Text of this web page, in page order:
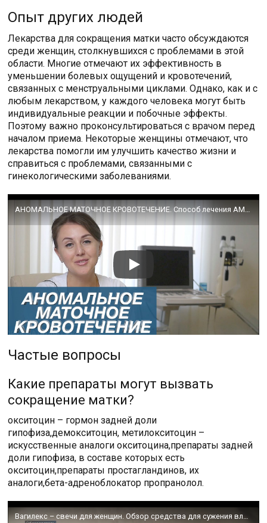
Опыт других людей
Лекарства для сокращения матки часто обсуждаются
среди женщин, столкнувшихся с проблемами в этой
области. Многие отмечают их эффективность в
уменьшении болевых ощущений и кровотечений,
связанных с менструальными циклами. Однако, как и с
любым лекарством, у каждого человека могут быть
индивидуальные реакции и побочные эффекты.
Поэтому важно проконсультироваться с врачом перед
началом приема. Некоторые женщины отмечают, что
лекарства помогли им улучшить качество жизни и
справиться с проблемами, связанными с
гинекологическими заболеваниями.
Частые вопросы
Какие препараты могут вызвать
сокращение матки?
окситоцин – гормон задней доли
гипофиза,демокситоцин, метилокситоцин –
искусственные аналоги окситоцина,препараты задней
доли гипофиза, в составе которых есть
окситоцин,препараты простагландинов, их
аналоги,бета-адреноблокатор пропранолол.
Вагилекс – свечи для женщин. Обзор средства для сужения влагалища Вагилекс.